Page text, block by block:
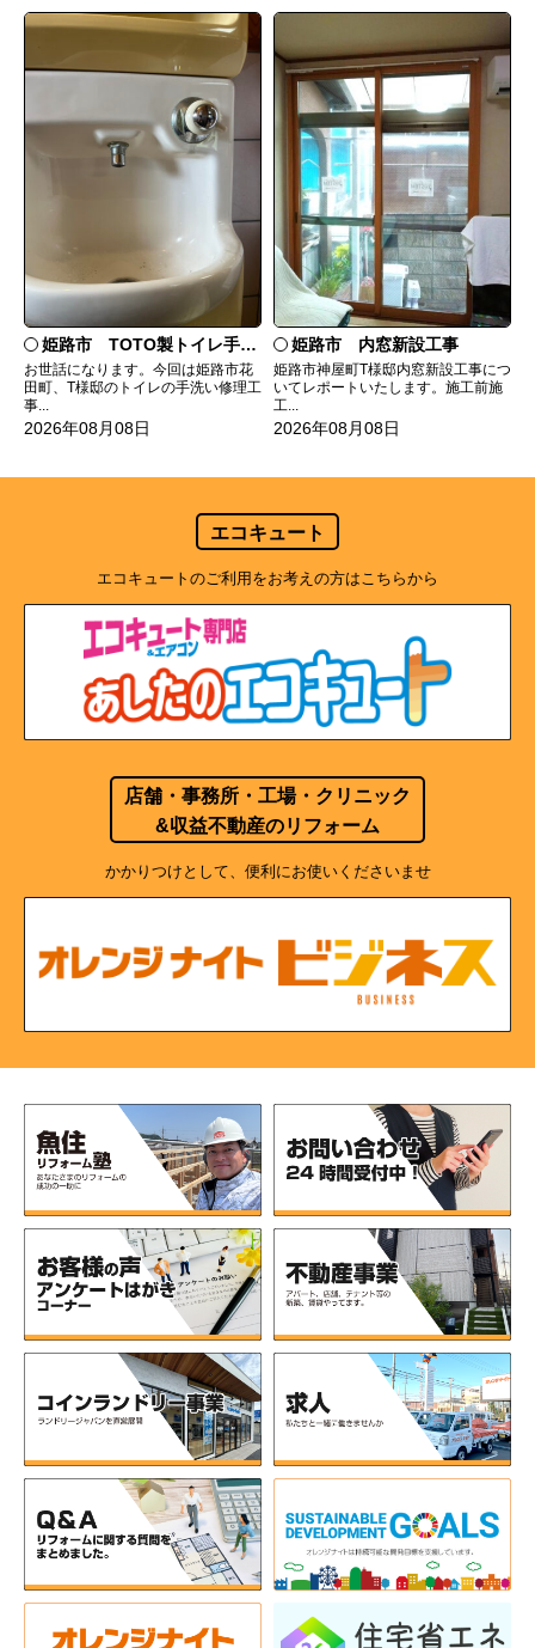
姫路市 TOTO製トイレ手洗いの水漏れ修理
お世話になります。今回は姫路市花
田町、T様邸のトイレの手洗い修理工
事...
2026年08月08日
姫路市 内窓新設工事
姫路市神屋町T様邸内窓新設工事につ
いてレポートいたします。施工前施
工...
2026年08月08日
エコキュート
エコキュートのご利用をお考えの方はこちらから
店舗・事務所・工場・クリニック
&収益不動産のリフォーム
かかりつけとして、便利にお使いくださいませ